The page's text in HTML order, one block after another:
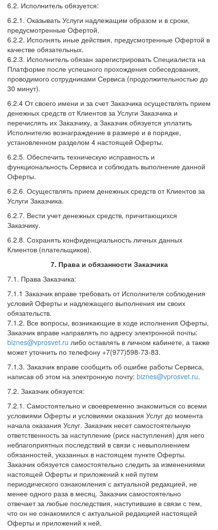
6.2. Исполнитель обязуется:
6.2.1. Оказывать Услуги надлежащим образом и в сроки,
предусмотренные Офертой.
6.2.2. Исполнять иные действия, предусмотренные Офертой в
качестве обязательных.
6.2.3. Исполнитель обязан зарегистрировать Специалиста на
Платформе после успешного прохождения собеседования,
проводимого сотрудниками Сервиса (продолжительностью до
30 минут).
6.2.4 От своего имени и за счет Заказчика осуществлять прием
денежных средств от Клиентов за Услуги Заказчика и
перечислять их Заказчику, а Заказчик обязуется уплатить
Исполнителю вознаграждение в размере и в порядке,
установленном разделом 4 настоящей Оферты.
6.2.5. Обеспечить техническую исправность и
функциональность Сервиса и соблюдать выполнение данной
Оферты.
6.2.6. Осуществлять прием денежных средств от Клиентов за
Услуги Заказчика.
6.2.7. Вести учет денежных средств, причитающихся
Заказчику.
6.2.8. Сохранять конфиденциальность личных данных
Клиентов (плательщиков).
7. Права и обязанности Заказчика
7.1. Права Заказчика:
7.1.1 Заказчик вправе требовать от Исполнителя соблюдения
условий Оферты и надлежащего выполнения им своих
обязательств.
7.1.2. Все вопросы, возникающие в ходе исполнения Оферты,
Заказчик вправе направлять по адресу электронной почты:
biznes@vprosvet.ru либо оставлять в личном кабинете, а также
может уточнить по телефону +7(977)598-73-83.
7.1.3. Заказчик вправе сообщить об ошибке работы Сервиса,
написав об этом на электронную почту: biznes@vprosvet.ru.
7.2. Заказчик обязуется:
7.2.1. Самостоятельно и своевременно знакомиться со всеми
условиями Оферты и условиями оказания Услуг до момента
начала оказания Услуг. Заказчик несет самостоятельную
ответственность за наступление (риск наступления) для него
неблагоприятных последствий в связи с невыполнением
обязанностей, указанных в настоящем пункте Оферты.
Заказчик обязуется самостоятельно следить за изменениями
настоящей Оферты и приложений к ней путем
периодического ознакомления с актуальной редакцией, не
менее одного раза в месяц. Заказчик самостоятельно
отвечает за любые последствия, наступившие в связи с тем,
что он не ознакомился с актуальной редакцией настоящей
Оферты и приложений к ней.